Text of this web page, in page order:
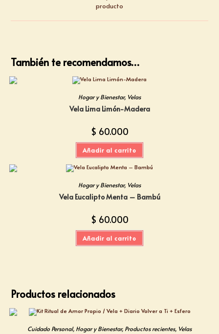
producto
También te recomendamos…
Hogar y Bienestar, Velas
Vela Lima Limón-Madera
$ 60.000
Añadir al carrito
Hogar y Bienestar, Velas
Vela Eucalipto Menta – Bambú
$ 60.000
Añadir al carrito
Productos relacionados
Cuidado Personal, Hogar y Bienestar, Productos recientes, Velas